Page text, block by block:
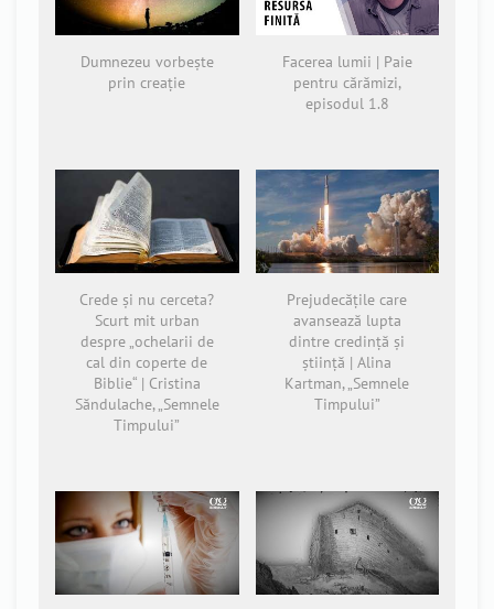
Dumnezeu vorbește
prin creație
Facerea lumii | Paie
pentru cărămizi,
episodul 1.8
Crede și nu cerceta?
Scurt mit urban
despre „ochelarii de
cal din coperte de
Biblie“ | Cristina
Săndulache, „Semnele
Timpului”
Prejudecăţile care
avansează lupta
dintre credinţă și
știinţă | Alina
Kartman, „Semnele
Timpului”